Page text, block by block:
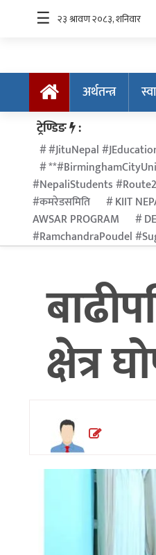
अर्थतन्त्र
स्वास्थ्य
शिक्षा
प्रदेश
खेलकुद
अन्तर्राष्ट्रिय
अन्तरवार्ता/
विचार
☰
अर्थतन्त्र
ट्रेण्डिङ :
#JituNepal
#NepaliStudents
#कमरेडसमिति
KIIT
AWSAR PROGRAM
#RamchandraPoudel
क्षेत्र